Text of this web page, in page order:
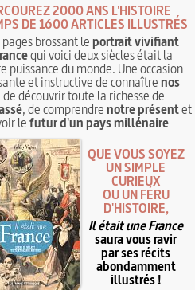
2000 ANS L'HISTOIRE
DE 1600 ARTICLES ILLUSTRÉS
brossant leportrait vivifiant
qui voici deux siècles était la
puissance du monde. Une occasion
et instructive de connaîtrenos
de découvrir toute la richesse de
, de comprendrenotre présentet
lefutur d'un pays millénaire
QUE VOUS SOYEZ
UN SIMPLE
CURIEUX
OU UN FÉRU
D'HISTOIRE,
Il était une France
saura vous ravir
par ses récits
abondamment
illustrés !